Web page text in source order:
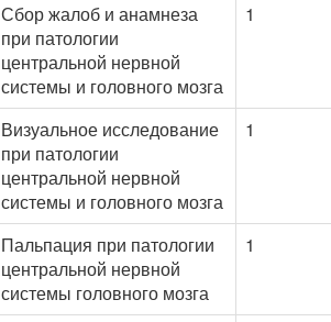
Сбор жалоб и анамнеза
при патологии
центральной нервной
системы и головного мозга
1
Визуальное исследование
при патологии
центральной нервной
системы и головного мозга
1
Пальпация при патологии
центральной нервной
системы головного мозга
1